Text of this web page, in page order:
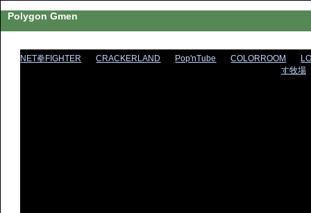
Polygon Gmen
NET拳FIGHTER CRACKERLAND Pop'nTube COLORROOM
す牧場